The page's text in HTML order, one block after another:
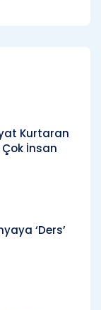
Kurtaran
Çok İnsan
‘Ders’